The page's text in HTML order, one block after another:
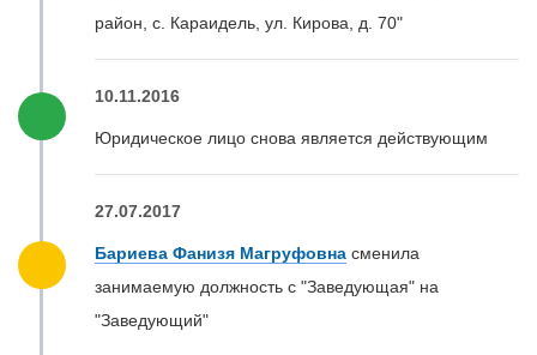
район, с. Караидель, ул. Кирова, д. 70"
10.11.2016
Юридическое лицо снова является действующим
27.07.2017
Бариева Фанизя Магруфовна сменила
занимаемую должность с "Заведующая" на
"Заведующий"